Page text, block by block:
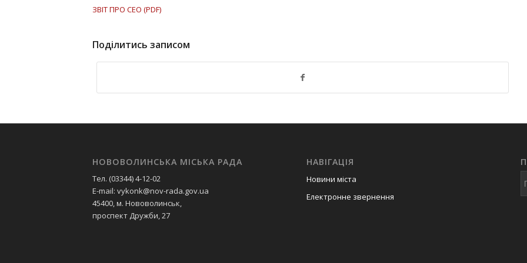
ЗВІТ ПРО СЕО (PDF)
Поділитись записом
НОВОВОЛИНСЬКА МІСЬКА РАДА
Тел. (03344) 4-12-02
E-mail: vykonk@nov-rada.gov.ua
45400, м. Нововолинськ,
проспект Дружби, 27
НАВІГАЦІЯ
Новини міста
Електронне звернення